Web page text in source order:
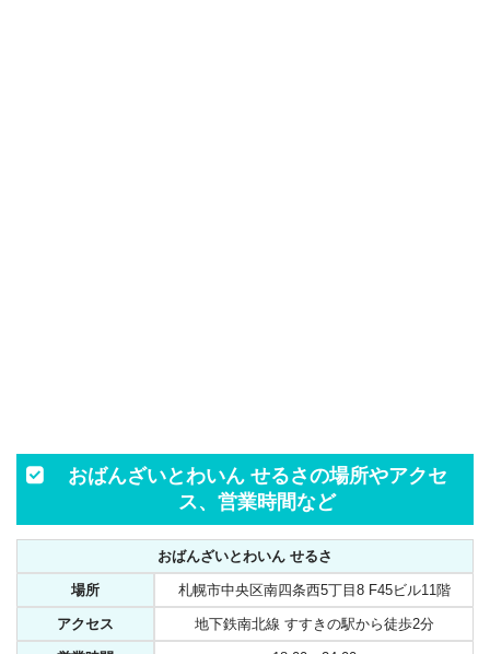
おばんざいとわいん せるさの場所やアクセ
ス、営業時間など
おばんざいとわいん せるさ
場所 札幌市中央区南四条西5丁目8 F45ビル11階
アクセス 地下鉄南北線 すすきの駅から徒歩2分